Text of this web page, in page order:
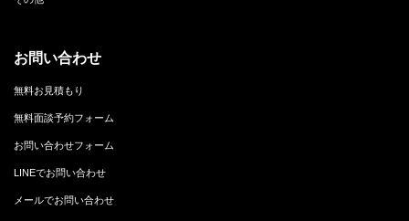
お問い合わせ
無料お見積もり
無料面談予約フォーム
お問い合わせフォーム
LINEでお問い合わせ
メールでお問い合わせ